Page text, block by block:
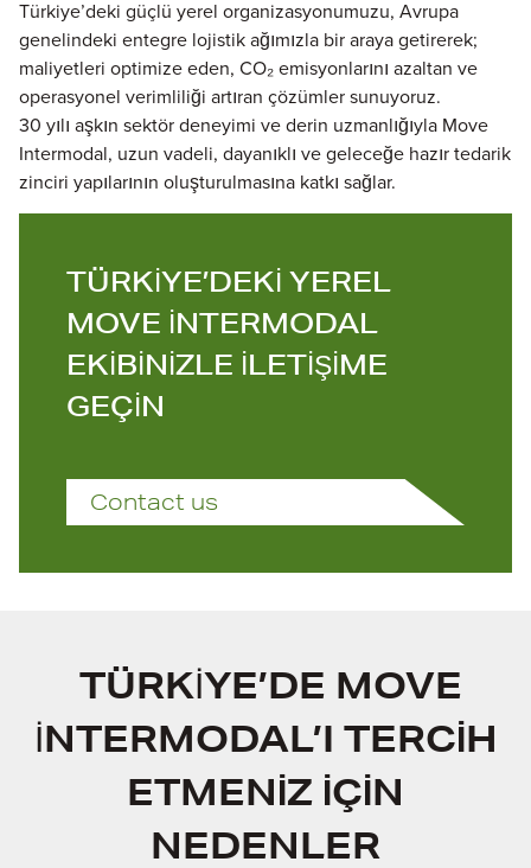
Türkiye’deki güçlü yerel organizasyonumuzu, Avrupa
genelindeki entegre lojistik ağımızla bir araya getirerek;
maliyetleri optimize eden, CO₂ emisyonlarını azaltan ve
operasyonel verimliliği artıran çözümler sunuyoruz.
30 yılı aşkın sektör deneyimi ve derin uzmanlığıyla Move
Intermodal, uzun vadeli, dayanıklı ve geleceğe hazır tedarik
zinciri yapılarının oluşturulmasına katkı sağlar.
TÜRKİYE’DEKİ YEREL
MOVE İNTERMODAL
EKİBİNİZLE İLETİŞİME
GEÇİN
Contact us
TÜRKİYE’DE MOVE
İNTERMODAL’I TERCIH
ETMENIZ İÇIN
NEDENLER